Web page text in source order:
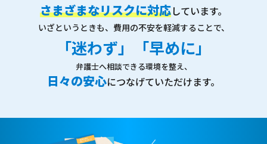
さまざまなリスクに対応しています。
いざというときも、費用の不安を軽減することで、
「迷わず」「早めに」
弁護士へ相談できる環境を整え、
日々の安心につなげていただけます。